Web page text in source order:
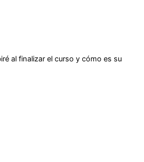
al finalizar el curso y cómo es su